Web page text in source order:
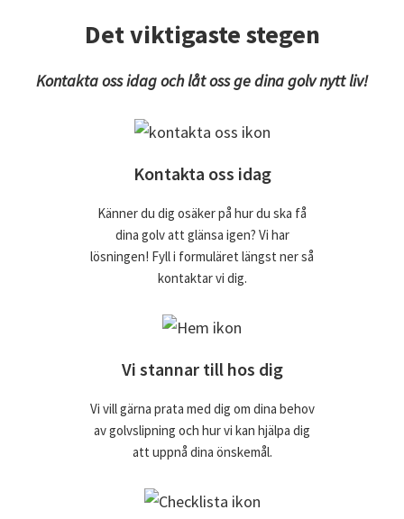
Det viktigaste stegen
Kontakta oss idag och låt oss ge dina golv nytt liv!
Kontakta oss idag
Känner du dig osäker på hur du ska få
dina golv att glänsa igen? Vi har
lösningen! Fyll i formuläret längst ner så
kontaktar vi dig.
Vi stannar till hos dig
Vi vill gärna prata med dig om dina behov
av golvslipning och hur vi kan hjälpa dig
att uppnå dina önskemål.